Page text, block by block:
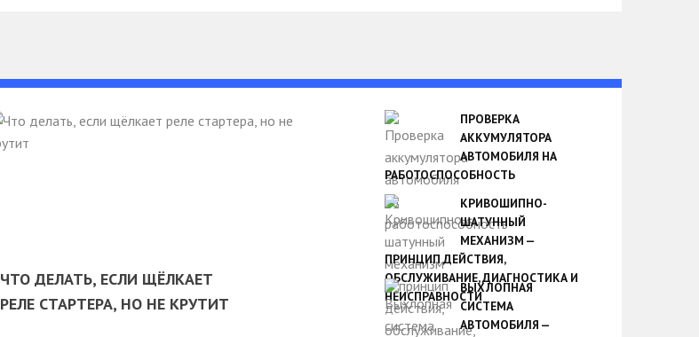
ЧТО ДЕЛАТЬ, ЕСЛИ ЩЁЛКАЕТ
РЕЛЕ СТАРТЕРА, НО НЕ КРУТИТ
ПРОВЕРКА
АККУМУЛЯТОРА
АВТОМОБИЛЯ НА
РАБОТОСПОСОБНОСТЬ
КРИВОШИПНО-
ШАТУННЫЙ
МЕХАНИЗМ —
ПРИНЦИП ДЕЙСТВИЯ,
ОБСЛУЖИВАНИЕ, ДИАГНОСТИКА И
НЕИСПРАВНОСТИ
ВЫХЛОПНАЯ
СИСТЕМА
АВТОМОБИЛЯ —